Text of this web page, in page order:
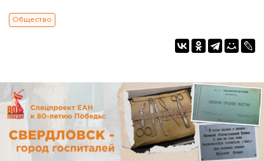
Общество